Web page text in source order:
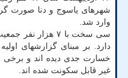
شهرهای یاسوج و دنا صورت
وارد شد.
خسارت جدی دیده اند و
غیر قابل سکونت شده اند.